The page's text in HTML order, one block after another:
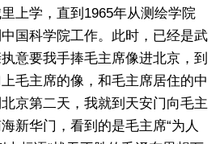
上学，直到1965年从测绘学院
国科学院工作。此时，已经是武
意要我手捧毛主席像进北京，到
毛主席的像，和毛主席居住的中
京第二天，我就到天安门向毛主
新华门，看到的是毛主席“为人